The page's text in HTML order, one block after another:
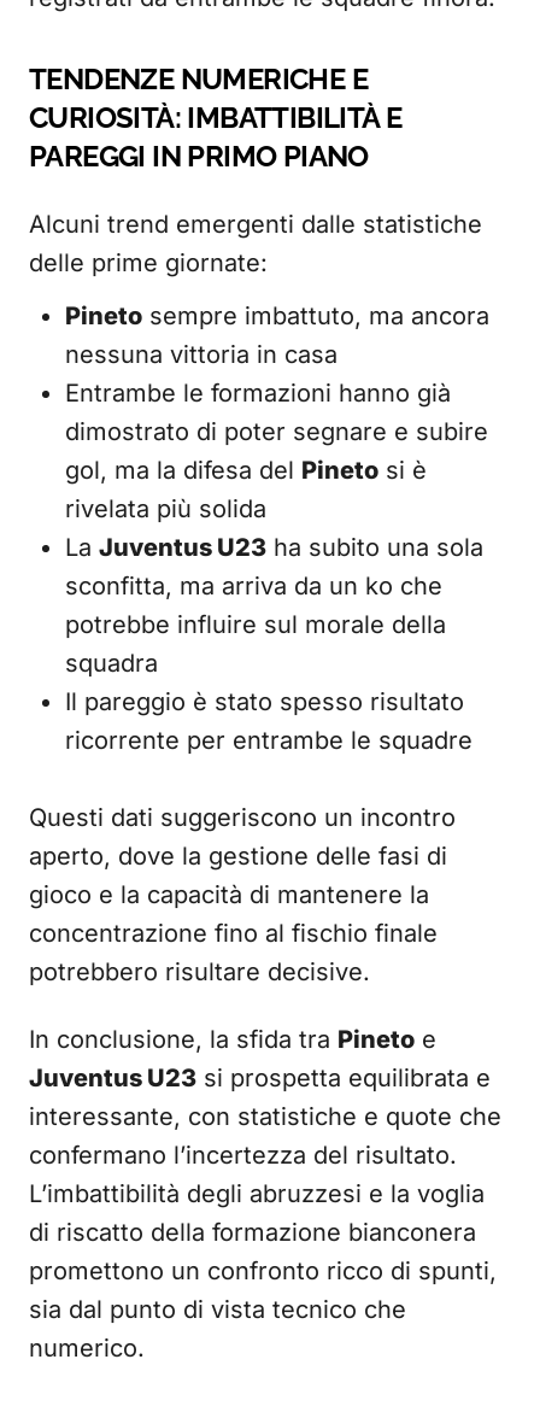
TENDENZE NUMERICHE E
CURIOSITÀ: IMBATTIBILITÀ E
PAREGGI IN PRIMO PIANO
Alcuni trend emergenti dalle statistiche
delle prime giornate:
Pineto sempre imbattuto, ma ancora
nessuna vittoria in casa
Entrambe le formazioni hanno già
dimostrato di poter segnare e subire
gol, ma la difesa del Pineto si è
rivelata più solida
La Juventus U23 ha subito una sola
sconfitta, ma arriva da un ko che
potrebbe influire sul morale della
squadra
Il pareggio è stato spesso risultato
ricorrente per entrambe le squadre
Questi dati suggeriscono un incontro
aperto, dove la gestione delle fasi di
gioco e la capacità di mantenere la
concentrazione fino al fischio finale
potrebbero risultare decisive.
In conclusione, la sfida tra Pineto e
Juventus U23 si prospetta equilibrata e
interessante, con statistiche e quote che
confermano l’incertezza del risultato.
L’imbattibilità degli abruzzesi e la voglia
di riscatto della formazione bianconera
promettono un confronto ricco di spunti,
sia dal punto di vista tecnico che
numerico.